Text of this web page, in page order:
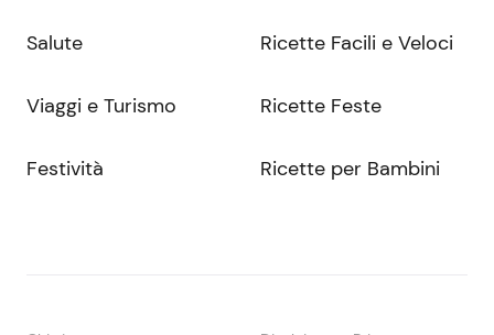
Salute
Viaggi e Turismo
Festività
Ricette Facili e Veloci
Ricette Feste
Ricette per Bambini